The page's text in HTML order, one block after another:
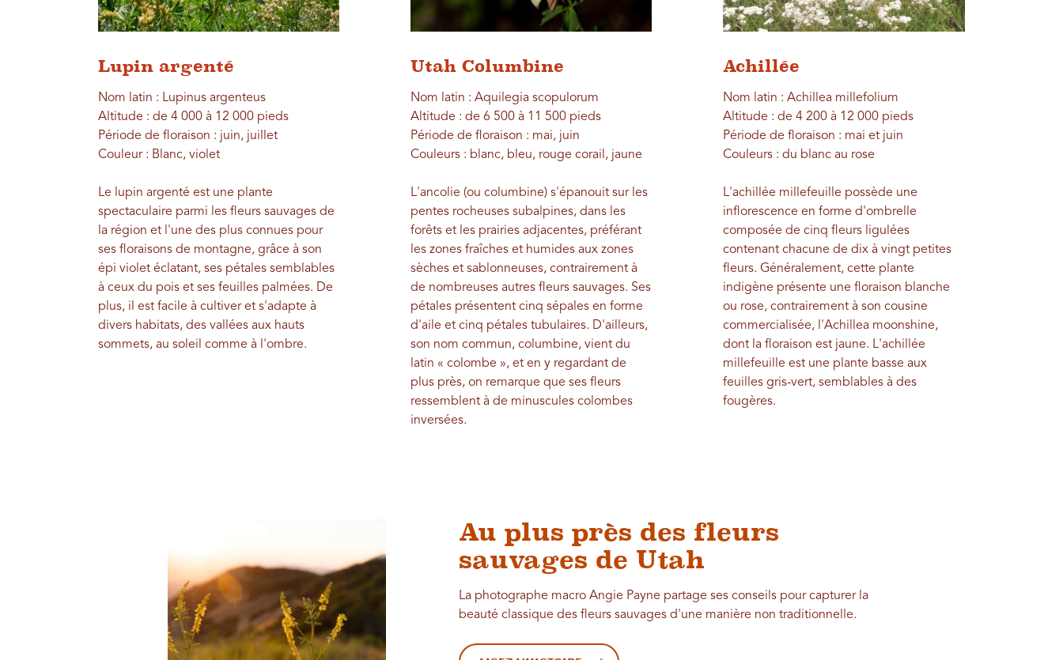
Lupin argenté
Nom latin : Lupinus argenteus
Altitude : de 4 000 à 12 000 pieds
Période de floraison : juin, juillet
Couleur : Blanc, violet
Le lupin argenté est une plante
spectaculaire parmi les fleurs sauvages de
la région et l'une des plus connues pour
ses floraisons de montagne, grâce à son
épi violet éclatant, ses pétales semblables
à ceux du pois et ses feuilles palmées. De
plus, il est facile à cultiver et s'adapte à
divers habitats, des vallées aux hauts
sommets, au soleil comme à l'ombre.
Utah Columbine
Nom latin : Aquilegia scopulorum
Altitude : de 6 500 à 11 500 pieds
Période de floraison : mai, juin
Couleurs : blanc, bleu, rouge corail, jaune
L'ancolie (ou columbine) s'épanouit sur les
pentes rocheuses subalpines, dans les
forêts et les prairies adjacentes, préférant
les zones fraîches et humides aux zones
sèches et sablonneuses, contrairement à
de nombreuses autres fleurs sauvages. Ses
pétales présentent cinq sépales en forme
d'aile et cinq pétales tubulaires. D'ailleurs,
son nom commun, columbine, vient du
latin « colombe », et en y regardant de
plus près, on remarque que ses fleurs
ressemblent à de minuscules colombes
inversées.
Achillée
Nom latin : Achillea millefolium
Altitude : de 4 200 à 12 000 pieds
Période de floraison : mai et juin
Couleurs : du blanc au rose
L'achillée millefeuille possède une
inflorescence en forme d'ombrelle
composée de cinq fleurs ligulées
contenant chacune de dix à vingt petites
fleurs. Généralement, cette plante
indigène présente une floraison blanche
ou rose, contrairement à son cousine
commercialisée, l'Achillea moonshine,
dont la floraison est jaune. L'achillée
millefeuille est une plante basse aux
feuilles gris-vert, semblables à des
fougères.
Au plus près des fleurs
sauvages de Utah
La photographe macro Angie Payne partage ses conseils pour capturer la
beauté classique des fleurs sauvages d'une manière non traditionnelle.